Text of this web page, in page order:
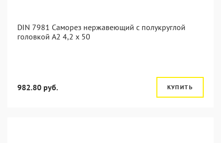
DIN 7981 Саморез нержавеющий с полукруглой
головкой А2 4,2 x 50
982.80 руб. КУПИТЬ